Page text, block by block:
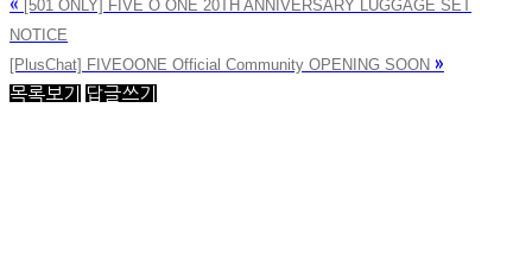
[501 ONLY] FIVE O ONE 20TH ANNIVERSARY LUGGAGE SET
NOTICE
[PlusChat] FIVEOONE Official Community OPENING SOON »
목록보기 답글쓰기